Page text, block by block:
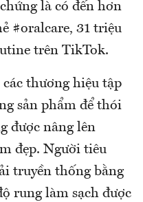
là có đến hơn
#oralcare, 31 triệu
trên TikTok.
thương hiệu tập
sản phẩm để thói
được nâng lên
đẹp. Người tiêu
truyền thống bằng
rung làm sạch được